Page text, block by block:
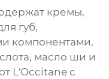
кремы,
губ,
компонентами,
масло ши и
L'Occitane с